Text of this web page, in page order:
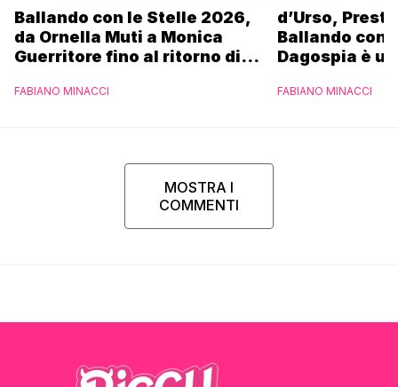
Ballando con le Stelle 2026,
da Ornella Muti a Monica
Guerritore fino al ritorno di
l’esclusiva di Gabriele
FABIANO MINACCI
d’Urso,
Ballando con
Dagospia è
FABIANO MINACCI
MOSTRA I
COMMENTI